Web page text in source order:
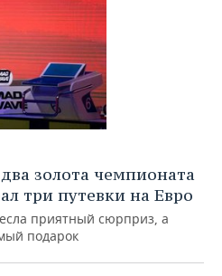
золота чемпионата
три путевки на Евро
приятный сюрприз, а
подарок